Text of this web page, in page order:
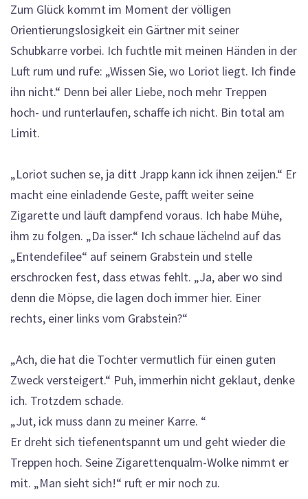
Zum Glück kommt im Moment der völligen
Orientierungslosigkeit ein Gärtner mit seiner
Schubkarre vorbei. Ich fuchtle mit meinen Händen in der
Luft rum und rufe: „Wissen Sie, wo Loriot liegt. Ich finde
ihn nicht.“ Denn bei aller Liebe, noch mehr Treppen
hoch- und runterlaufen, schaffe ich nicht. Bin total am
Limit.
„Loriot suchen se, ja ditt Jrapp kann ick ihnen zeijen.“ Er
macht eine einladende Geste, pafft weiter seine
Zigarette und läuft dampfend voraus. Ich habe Mühe,
ihm zu folgen. „Da isser.“ Ich schaue lächelnd auf das
„Entendefilee“ auf seinem Grabstein und stelle
erschrocken fest, dass etwas fehlt. „Ja, aber wo sind
denn die Möpse, die lagen doch immer hier. Einer
rechts, einer links vom Grabstein?“
„Ach, die hat die Tochter vermutlich für einen guten
Zweck versteigert.“ Puh, immerhin nicht geklaut, denke
ich. Trotzdem schade.
„Jut, ick muss dann zu meiner Karre. “
Er dreht sich tiefenentspannt um und geht wieder die
Treppen hoch. Seine Zigarettenqualm-Wolke nimmt er
mit. „Man sieht sich!“ ruft er mir noch zu.